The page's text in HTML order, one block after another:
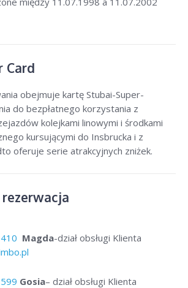
Card
obejmuje kartę Stubai-Super-
do bezpłatnego korzystania z
kolejkami linowymi i środkami
kursującymi do Insbrucka i z
oferuje serie atrakcyjnych zniżek.
Magda-dział obsługi Klienta
Gosia– dział obsługi Klienta